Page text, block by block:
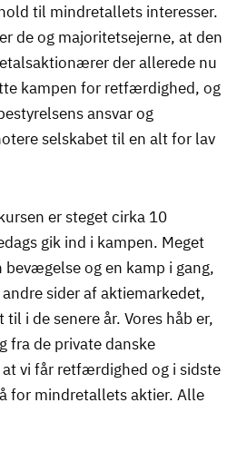
til mindretallets interesser.
de og majoritetsejerne, at den
der allerede nu
kampen for retfærdighed, og
ansvar og
selskabet til en alt for lav
er steget cirka 10
gik ind i kampen. Meget
bevægelse og en kamp i gang,
sider af aktiemarkedet,
i de senere år. Vores håb er,
fra de private danske
vi får retfærdighed og i sidste
for mindretallets aktier. Alle